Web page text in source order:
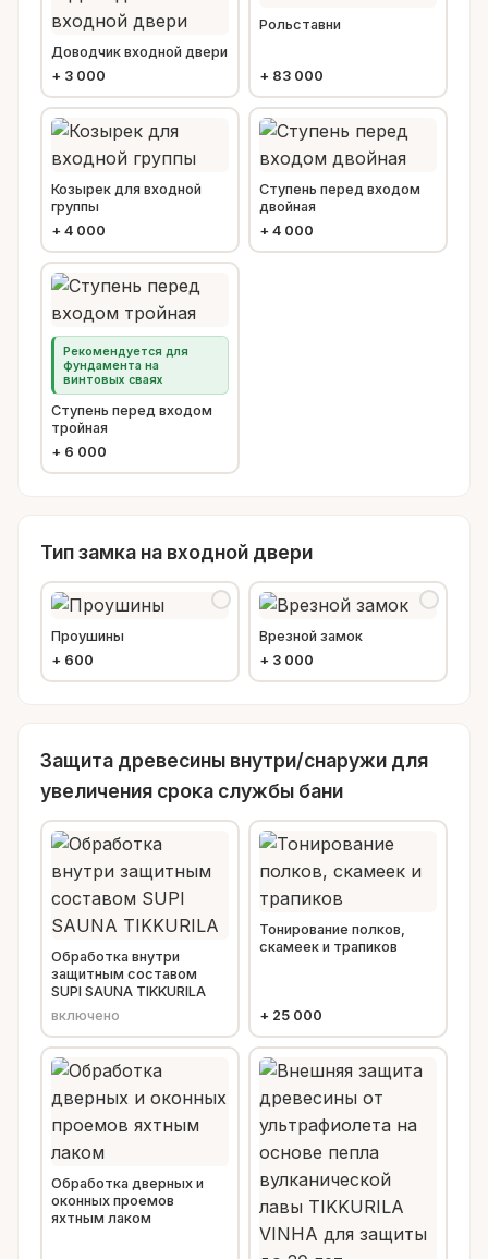
Доводчик входной двери
+ 3 000
Рольставни
+ 83 000
Козырек для входной
группы
+ 4 000
Ступень перед входом
двойная
+ 4 000
Рекомендуется для
фундамента на
винтовых сваях
Ступень перед входом
тройная
+ 6 000
Тип замка на входной двери
Проушины
+ 600
Врезной замок
+ 3 000
Защита древесины внутри/снаружи для
увеличения срока службы бани
Обработка внутри
защитным составом
SUPI SAUNA TIKKURILA
включено
Тонирование полков,
скамеек и трапиков
+ 25 000
Обработка дверных и
оконных проемов
яхтным лаком